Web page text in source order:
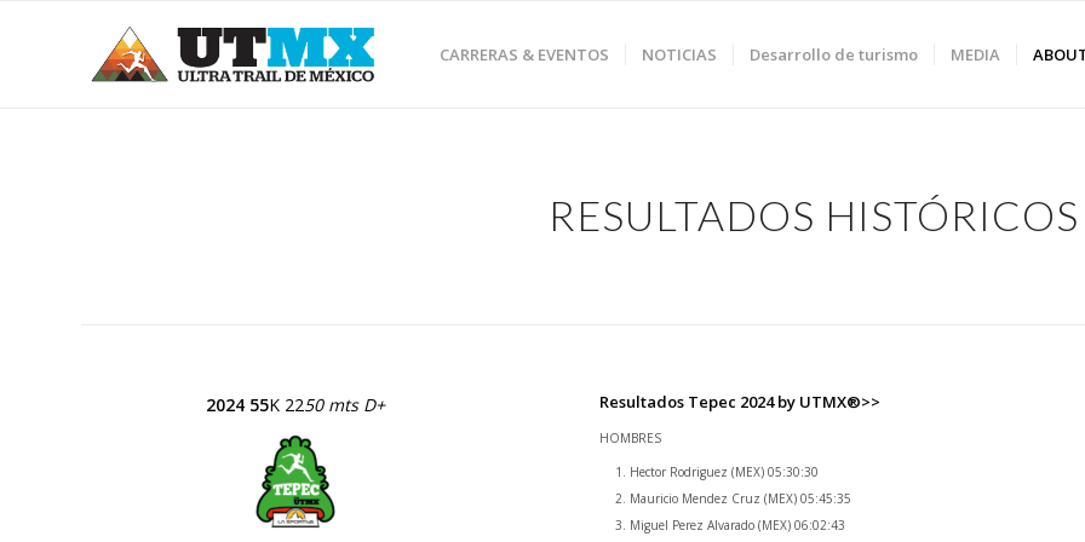
CARRERAS & EVENTOS NOTICIAS Desarrollo de turismo MEDIA
RESULTADOS HISTÓRICOS
2024 55K 2250 mts D+ Resultados Tepec 2024 by UTMX®>>
HOMBRES
Hector Rodriguez (MEX) 05:30:30
Mauricio Mendez Cruz (MEX) 05:45:35
Miguel Perez Alvarado (MEX) 06:02:43